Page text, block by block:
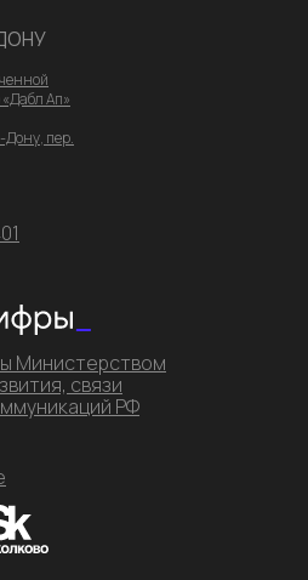
Ап»
Дону, пер.
Министерством
связи
РФ